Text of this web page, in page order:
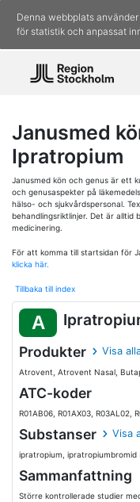
Denna webbplats
för statistik och anpassat
Janusmed
Ipratropium
Janusmed kön och genus är ett
och genusaspekter på
hälso- och sjukvårdspersonal.
behandlingsriktlinjer. Det är alltid
medicinering.
För att komma till startsidan för
klicka här.
Tillbaka till index
A
Produkter Visa
Atrovent, Atrovent Nasal,
ATC-koder
R01AB06, R01AX03, R03AL02,
Substanser Visa
ipratropium,
Sammanfattning
Större kontrollerade studier